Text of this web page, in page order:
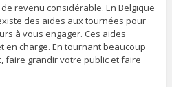
revenu considérable. En Belgique
des aides aux tournées pour
à vous engager. Ces aides
charge. En tournant beaucoup
faire grandir votre public et faire